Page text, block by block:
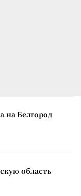
на Белгород
область